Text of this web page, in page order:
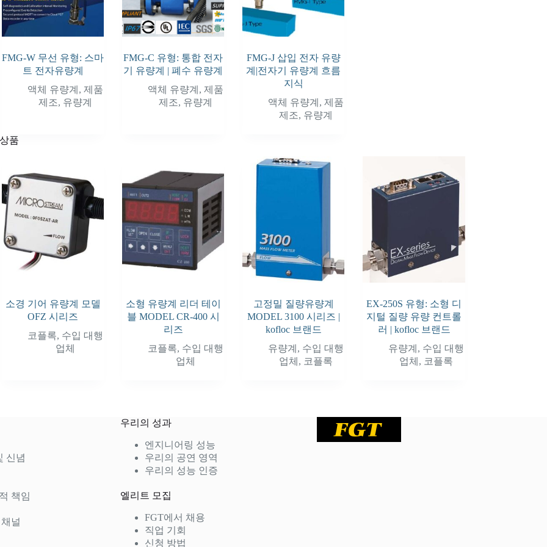
FMG-W 무선 유형: 스마
트 전자유량계
액체 유량계 , 제품
제조, 유량계
FMG-C 유형: 통합 전자
기 유량계 | 폐수 유량계
액체 유량계 , 제품
제조, 유량계
FMG-J 삽입 전자 유량
계|전자기 유량계 흐름
지식
액체 유량계 , 제품
제조, 유량계
품
소경 기어 유량계 모델
OFZ 시리즈
코플록, 수입 대행
업체
소형 유량계 리더 테이
블 MODEL CR-400 시
리즈
코플록, 수입 대행
업체
고정밀 질량유량계
MODEL 3100 시리즈 |
kofloc 브랜드
유량계 , 수입 대행
업체 , 코플록
EX-250S 유형: 소형 디
지털 질량 유량 컨트롤
러 | kofloc 브랜드
유량계 , 수입 대행
업체 , 코플록
신념
책임
널
우리의 성과
엔지니어링 성능
우리의 공연 영역
우리의 성능 인증
엘리트 모집
FGT에서 채용
직업 기회
신청 방법